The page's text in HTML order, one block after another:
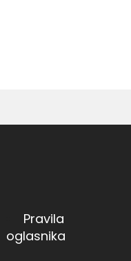
Pravila
oglasnika